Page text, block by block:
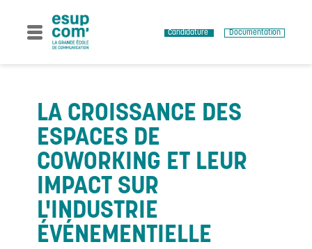
content
Candidature Documentation
LA CROISSANCE DES
ESPACES DE
COWORKING ET LEUR
IMPACT SUR
L'INDUSTRIE
ÉVÉNEMENTIELLE